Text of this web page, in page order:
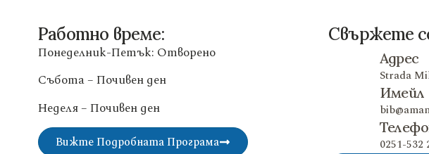
Работно време:
Понеделник-Петък: Отворено
Събота – Почивен ден
Неделя – Почивен ден
Вижте Подробната Програма
Свържете
Адрес
Strada
Имейл
0251-532